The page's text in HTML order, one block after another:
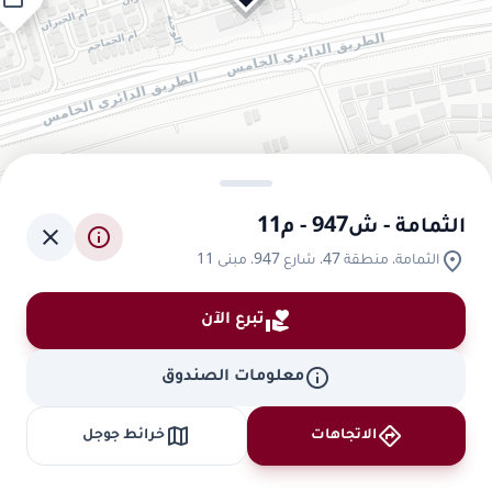
الثمامة - ش947 - م11
location_on الثمامة، منطقة 47، شارع 947، مبنى 11
info
close
volunteer_activismتبرع الآن
infoمعلومات الصندوق
directions الاتجاهات map خرائط جوجل